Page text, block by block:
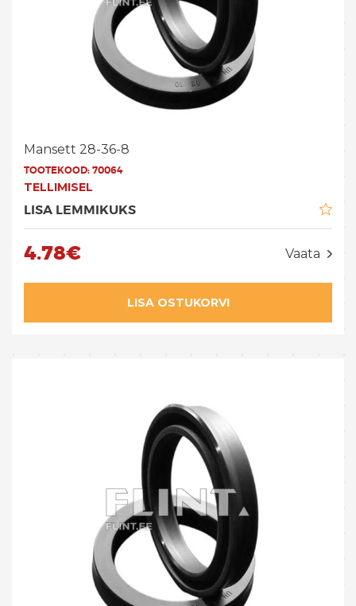
Mansett 28-36-8
TOOTEKOOD:70064
TELLIMISEL
LISA LEMMIKUKS
4.78€ Vaata
LISA OSTUKORVI